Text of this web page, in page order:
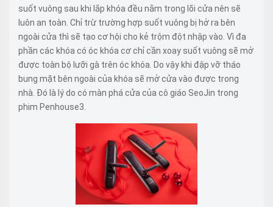
suốt vuông sau khi lắp khóa đều nằm trong lõi cửa nên sẽ
luôn an toàn. Chỉ trừ trường hợp suốt vuông bị hở ra bên
ngoài cửa thì sẽ tạo cơ hội cho kẻ trộm đột nhập vào. Vì đa
phần các khóa có óc khóa cơ chỉ cần xoay suốt vuông sẽ mở
được toàn bộ lưỡi gà trên óc khóa. Do vậy khi đập vỡ tháo
bung mặt bên ngoài của khóa sẽ mở cửa vào được trong
nhà. Đó là lý do có màn phá cửa của cô giáo SeoJin trong
phim Penhouse3.